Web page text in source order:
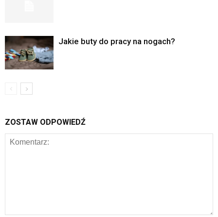
Jakie buty do pracy na nogach?
ZOSTAW ODPOWIEDŹ